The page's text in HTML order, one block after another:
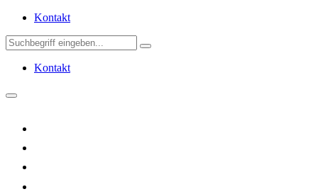
Kontakt
Kontakt